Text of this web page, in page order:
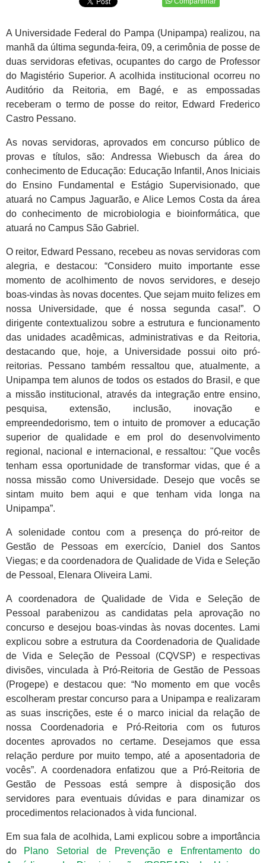
A Universidade Federal do Pampa (Unipampa) realizou, na
manhã da última segunda-feira, 09, a cerimônia de posse de
duas servidoras efetivas, ocupantes do cargo de Professor
do Magistério Superior. A acolhida institucional ocorreu no
Auditório da Reitoria, em Bagé, e as empossadas
receberam o termo de posse do reitor, Edward Frederico
Castro Pessano.
As novas servidoras, aprovados em concurso público de
provas e títulos, são: Andressa Wiebusch da área do
conhecimento de Educação: Educação Infantil, Anos Iniciais
do Ensino Fundamental e Estágio Supervisionado, que
atuará no Campus Jaguarão, e Alice Lemos Costa da área
do conhecimento de microbiologia e bioinformática, que
atuará no Campus São Gabriel.
O reitor, Edward Pessano, recebeu as novas servidoras com
alegria, e destacou: “Considero muito importante esse
momento de acolhimento de novos servidores, e desejo
boas-vindas às novas docentes. Que sejam muito felizes em
nossa Universidade, que é nossa segunda casa!”. O
dirigente contextualizou sobre a estrutura e funcionamento
das unidades acadêmicas, administrativas e da Reitoria,
destacando que, hoje, a Universidade possui oito pró-
reitorias. Pessano também ressaltou que, atualmente, a
Unipampa tem alunos de todos os estados do Brasil, e que
a missão institucional, através da integração entre ensino,
pesquisa, extensão, inclusão, inovação e
empreendedorismo, tem o intuito de promover a educação
superior de qualidade e em prol do desenvolvimento
regional, nacional e internacional, e ressaltou: "Que vocês
tenham essa oportunidade de transformar vidas, que é a
nossa missão como Universidade. Desejo que vocês se
sintam muito bem aqui e que tenham vida longa na
Unipampa”.
A solenidade contou com a presença do pró-reitor de
Gestão de Pessoas em exercício, Daniel dos Santos
Viegas; e da coordenadora de Qualidade de Vida e Seleção
de Pessoal, Elenara Oliveira Lami.
A coordenadora de Qualidade de Vida e Seleção de
Pessoal parabenizou as candidatas pela aprovação no
concurso e desejou boas-vindas às novas docentes. Lami
explicou sobre a estrutura da Coordenadoria de Qualidade
de Vida e Seleção de Pessoal (CQVSP) e respectivas
divisões, vinculada à Pró-Reitoria de Gestão de Pessoas
(Progepe) e destacou que: “No momento em que vocês
escolheram prestar concurso para a Unipampa e realizaram
as suas inscrições, este é o marco inicial da relação de
nossa Coordenadoria e Pró-Reitoria com os futuros
docentes aprovados no certame. Desejamos que essa
relação perdure por muito tempo, até a aposentadoria de
vocês”. A coordenadora enfatizou que a Pró-Reitoria de
Gestão de Pessoas está sempre à disposição dos
servidores para eventuais dúvidas e para dinamizar os
procedimentos relacionados à vida funcional.
Em sua fala de acolhida, Lami explicou sobre a importância
do Plano Setorial de Prevenção e Enfrentamento do